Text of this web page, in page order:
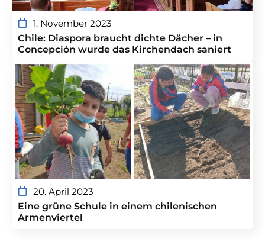
1. November 2023
Chile: Diaspora braucht dichte Dächer – in
Concepción wurde das Kirchendach saniert
20. April 2023
Eine grüne Schule in einem chilenischen
Armenviertel